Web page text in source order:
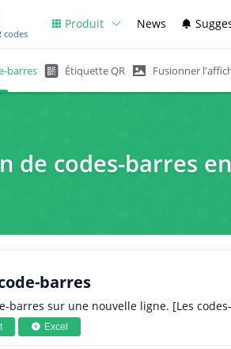
codes
Produit News
barres Étiquette QR Fusionner
de codes-barres
barres
barres sur une nouvelle ligne. [Les
Excel